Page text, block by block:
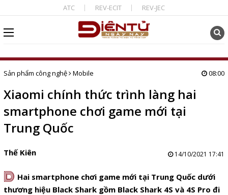
ATC REV-ECIT REV-JEC
Sản phẩm công nghệ Mobile 08:00
Xiaomi chính thức trình làng hai
smartphone chơi game mới tại
Trung Quốc
Thế Kiên 14/10/2021 17:41
D Hai smartphone chơi game mới tại Trung Quốc dưới
thương hiệu Black Shark gồm Black Shark 4S và 4S Pro đi